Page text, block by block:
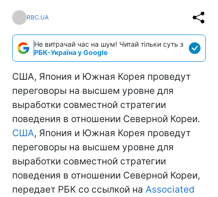
RBC.UA
Не витрачай час на шум! Читай тільки суть з
РБК-Україна у Google
США, Япония и Южная Корея проведут
переговоры на высшем уровне для
выработки совместной стратегии
поведения в отношении Северной Кореи.
США, Япония и Южная Корея проведут
переговоры на высшем уровне для
выработки совместной стратегии
поведения в отношении Северной Кореи,
передает РБК со ссылкой на Associated